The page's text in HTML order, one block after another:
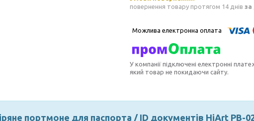
повернення товару протягом 14 днів за
У компанії підключені електронні
який товар не покидаючи сайту.
портмоне для паспорта / ID документів HiArt PB-